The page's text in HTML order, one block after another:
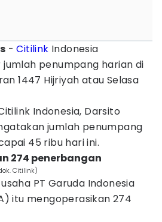
-Citilink Indonesia
penumpang harian di
1447 Hijriyah atau Selasa
Indonesia, Darsito
jumlah penumpang
45 ribu hari ini.
274 penerbangan
Citilink)
PT Garuda Indonesia
itu mengoperasikan 274